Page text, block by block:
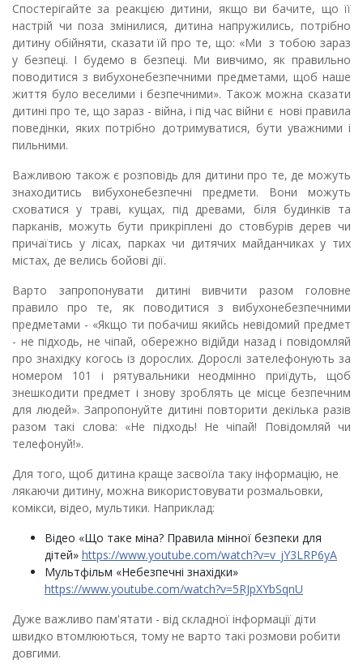
Спостерігайте за реакцією дитини, якщо ви бачите, що її
настрій чи поза змінилися, дитина напружились, потрібно
дитину обійняти, сказати їй про те, що: «Ми з тобою зараз
у безпеці. І будемо в безпеці. Ми вивчимо, як правильно
поводитися з вибухонебезпечними предметами, щоб наше
життя було веселими і безпечними». Також можна сказати
дитині про те, що зараз - війна, і під час війни є нові правила
поведінки, яких потрібно дотримуватися, бути уважними і
пильними.
Важливою також є розповідь для дитини про те, де можуть
знаходитись вибухонебезпечні предмети. Вони можуть
сховатися у траві, кущах, під древами, біля будинків та
парканів, можуть бути прикріплені до стовбурів дерев чи
причаїтись у лісах, парках чи дитячих майданчиках у тих
містах, де велись бойові дії.
Варто запропонувати дитині вивчити разом головне
правило про те, як поводитися з вибухонебезпечними
предметами - «Якщо ти побачиш якийсь невідомий предмет
- не підходь, не чіпай, обережно відійди назад і повідомляй
про знахідку когось із дорослих. Дорослі зателефонують за
номером 101 і рятувальники неодмінно приїдуть, щоб
знешкодити предмет і знову зроблять це місце безпечним
для людей». Запропонуйте дитині повторити декілька разів
разом такі слова: «Не підходь! Не чіпай! Повідомляй чи
телефонуй!».
Для того, щоб дитина краще засвоїла таку інформацію, не
лякаючи дитину, можна використовувати розмальовки,
комікси, відео, мультики. Наприклад:
Відео «Що таке міна? Правила мінної безпеки для
дітей» https://www.youtube.com/watch?v=v_jY3LRP6yA
Мультфільм «Небезпечні знахідки»
https://www.youtube.com/watch?v=5RJpXYbSqnU
Дуже важливо пам'ятати - від складної інформації діти
швидко втомлюються, тому не варто такі розмови робити
довгими.